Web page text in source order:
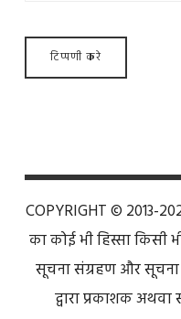
COPYRIGHT © 2013-
का कोई भी हिस्सा किसी
सूचना संग्रहण और सूचना
द्वारा प्रकाशक